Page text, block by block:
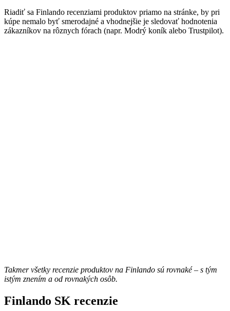
Riadiť sa Finlando recenziami produktov priamo na stránke, by pri
kúpe nemalo byť smerodajné a vhodnejšie je sledovať hodnotenia
zákazníkov na rôznych fórach (napr. Modrý koník alebo Trustpilot).
Takmer všetky recenzie produktov na Finlando sú rovnaké – s tým
istým znením a od rovnakých osôb.
Finlando SK recenzie